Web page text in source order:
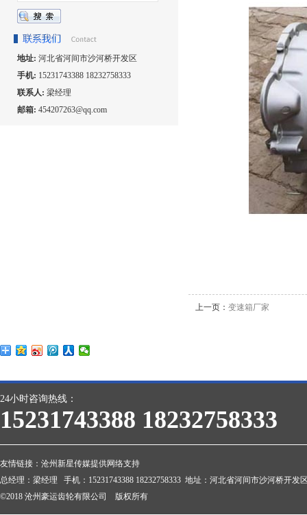
地址: 河北省河间市沙河桥开发区
手机: 15231743388 18232758333
联系人: 梁经理
邮箱: 454207263@qq.com
上一页： 变速箱厂家
24小时咨询热线：
15231743388 18232758333
友情链接： 沧州新星传媒提供网络支持
总经理：梁经理 手机：15231743388 18232758333 地址：河北省河间市沙河桥开发
©2018 沧州豪运齿轮有限公司 版权所有